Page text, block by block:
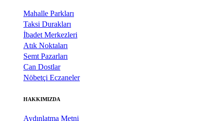
Mahalle Parkları
Taksi Durakları
İbadet Merkezleri
Atık Noktaları
Semt Pazarları
Can Dostlar
Nöbetçi Eczaneler
HAKKIMIZDA
Aydınlatma Metni